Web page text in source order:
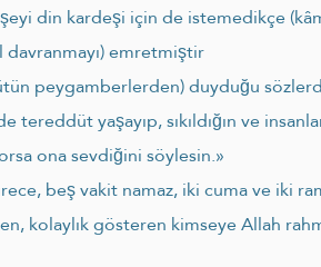
din kardeşi için de istemedikçe
davranmayı) emretmiştir
peygamberlerden) duyduğu
tereddüt yaşayıp, sıkıldığın ve
ona sevdiğini söylesin.»
beş vakit namaz, iki cuma ve iki
kolaylık gösteren kimseye Allah